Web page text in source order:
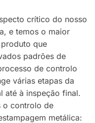
crítico do nosso
e temos o maior
que
padrões de
de controlo
várias etapas da
até à inspeção final.
o controlo de
metálica: